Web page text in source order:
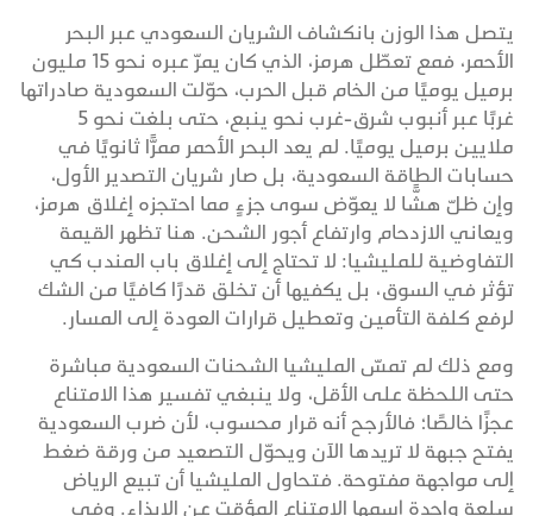
يتصل هذا الوزن بانكشاف الشريان السعودي عبر البحر
الأحمر، فمع تعطّل هرمز، الذي كان يمرّ عبره نحو 15 مليون
برميل يوميًا من الخام قبل الحرب، حوّلت السعودية صادراتها
غربًا عبر أنبوب شرق-غرب نحو ينبع، حتى بلغت نحو 5
ملايين برميل يوميًا. لم يعد البحر الأحمر ممرًّا ثانويًا في
حسابات الطاقة السعودية، بل صار شريان التصدير الأول،
وإن ظلّ هشًّا لا يعوّض سوى جزءٍ مما احتجزه إغلاق هرمز،
ويعاني الازدحام وارتفاع أجور الشحن. هنا تظهر القيمة
التفاوضية للمليشيا: لا تحتاج إلى إغلاق باب المندب كي
تؤثر في السوق، بل يكفيها أن تخلق قدرًا كافيًا من الشك
لرفع كلفة التأمين وتعطيل قرارات العودة إلى المسار.
ومع ذلك لم تمسّ المليشيا الشحنات السعودية مباشرة
حتى اللحظة على الأقل، ولا ينبغي تفسير هذا الامتناع
عجزًا خالصًا؛ فالأرجح أنه قرار محسوب، لأن ضرب السعودية
يفتح جبهة لا تريدها الآن ويحوّل التصعيد من ورقة ضغط
إلى مواجهة مفتوحة. فتحاول المليشيا أن تبيع الرياض
سلعة واحدة إسمها الامتناع المؤقت عن الإيذاء. وفي